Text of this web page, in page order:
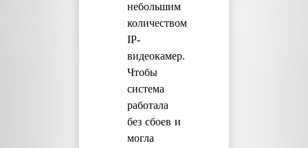
небольшим
количеством
IP-
видеокамер.
Чтобы
система
работала
без сбоев и
могла